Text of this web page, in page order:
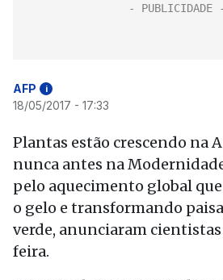
AFP i
18/05/2017 - 17:33
Plantas estão crescendo na
nunca antes na
pelo aquecimento global
o gelo e transformando
verde, anunciaram
feira.